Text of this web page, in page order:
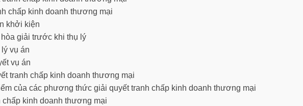
chấp kinh doanh thương mại
khởi kiện
giải trước khi thụ lý
vụ án
vụ án
tranh chấp kinh doanh thương mại
của các phương thức giải quyết tranh chấp kinh doanh thương mại
kinh doanh thương mại